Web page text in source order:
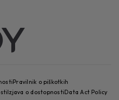
Pravilnik o piškotkih
Izjava o dostopnostiData Act Policy